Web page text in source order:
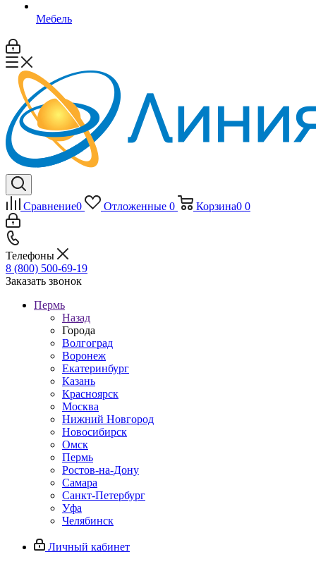
Мебель
Сравнение0 Отложенные 0 Корзина0 0
Телефоны
8 (800) 500-69-19
Заказать звонок
Пермь
Назад
Города
Волгоград
Воронеж
Екатеринбург
Казань
Красноярск
Москва
Нижний Новгород
Новосибирск
Омск
Пермь
Ростов-на-Дону
Самара
Санкт-Петербург
Уфа
Челябинск
Личный кабинет